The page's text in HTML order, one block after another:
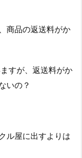
商品の返送料がか
すが、返送料がか
いの？
ル屋に出すよりは